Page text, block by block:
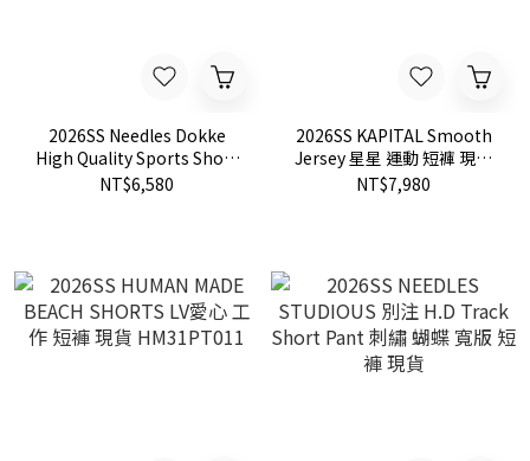
2026SS Needles Dokke
High Quality Sports Short
別注款 蝴蝶 運動 短褲 七分
NT$6,580
2026SS KAPITAL Smooth
Jersey 星星 運動 短褲 現貨
K2606LP221
NT$7,980